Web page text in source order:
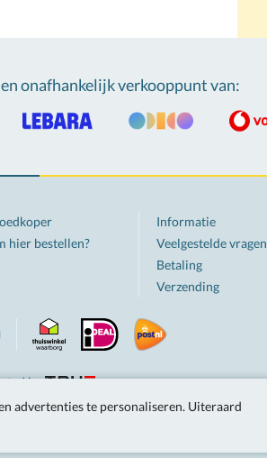
onafhankelijk verkooppunt van:
hier bestellen?
Informatie
Veelgestelde vragen
Betaling
Verzending
by
btw, tenzij anders vermeld.
Rodenrijs.
advertenties te personaliseren. Uiteraard